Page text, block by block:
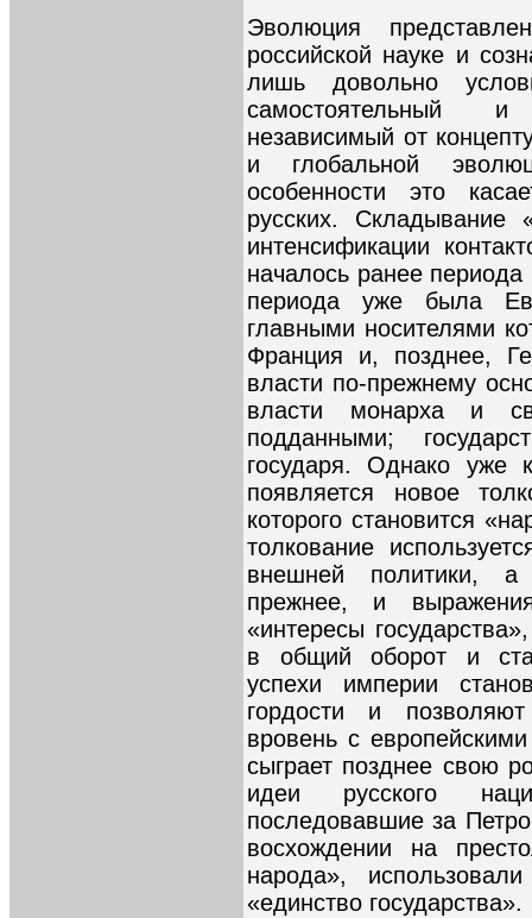
Эволюция
российской науке и
лишь довольно
самостоятельный и
независимый от
и глобальной
особенности это
русских. Складывание
интенсификации
началось ранее
периода уже была
главными носителями
Франция и, позднее,
власти по-прежнему
власти монарха и
подданными;
государя. Однако уже
появляется новое
которого становится
толкование
внешней политики, а
прежнее, и
«интересы
в общий оборот и
успехи империи
гордости и
вровень с
сыграет позднее свою
идеи русского
последовавшие за
восхождении на
народа»,
«единство государства».